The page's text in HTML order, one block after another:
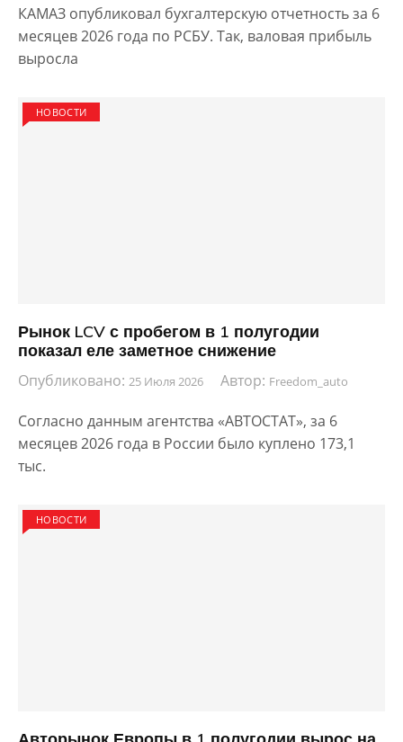
КАМАЗ опубликовал бухгалтерскую отчетность за 6
месяцев 2026 года по РСБУ. Так, валовая прибыль
выросла
НОВОСТИ
Рынок LCV с пробегом в 1 полугодии
показал еле заметное снижение
Опубликовано: 25 Июля 2026 Автор: Freedom_auto
Согласно данным агентства «АВТОСТАТ», за 6
месяцев 2026 года в России было куплено 173,1
тыс.
НОВОСТИ